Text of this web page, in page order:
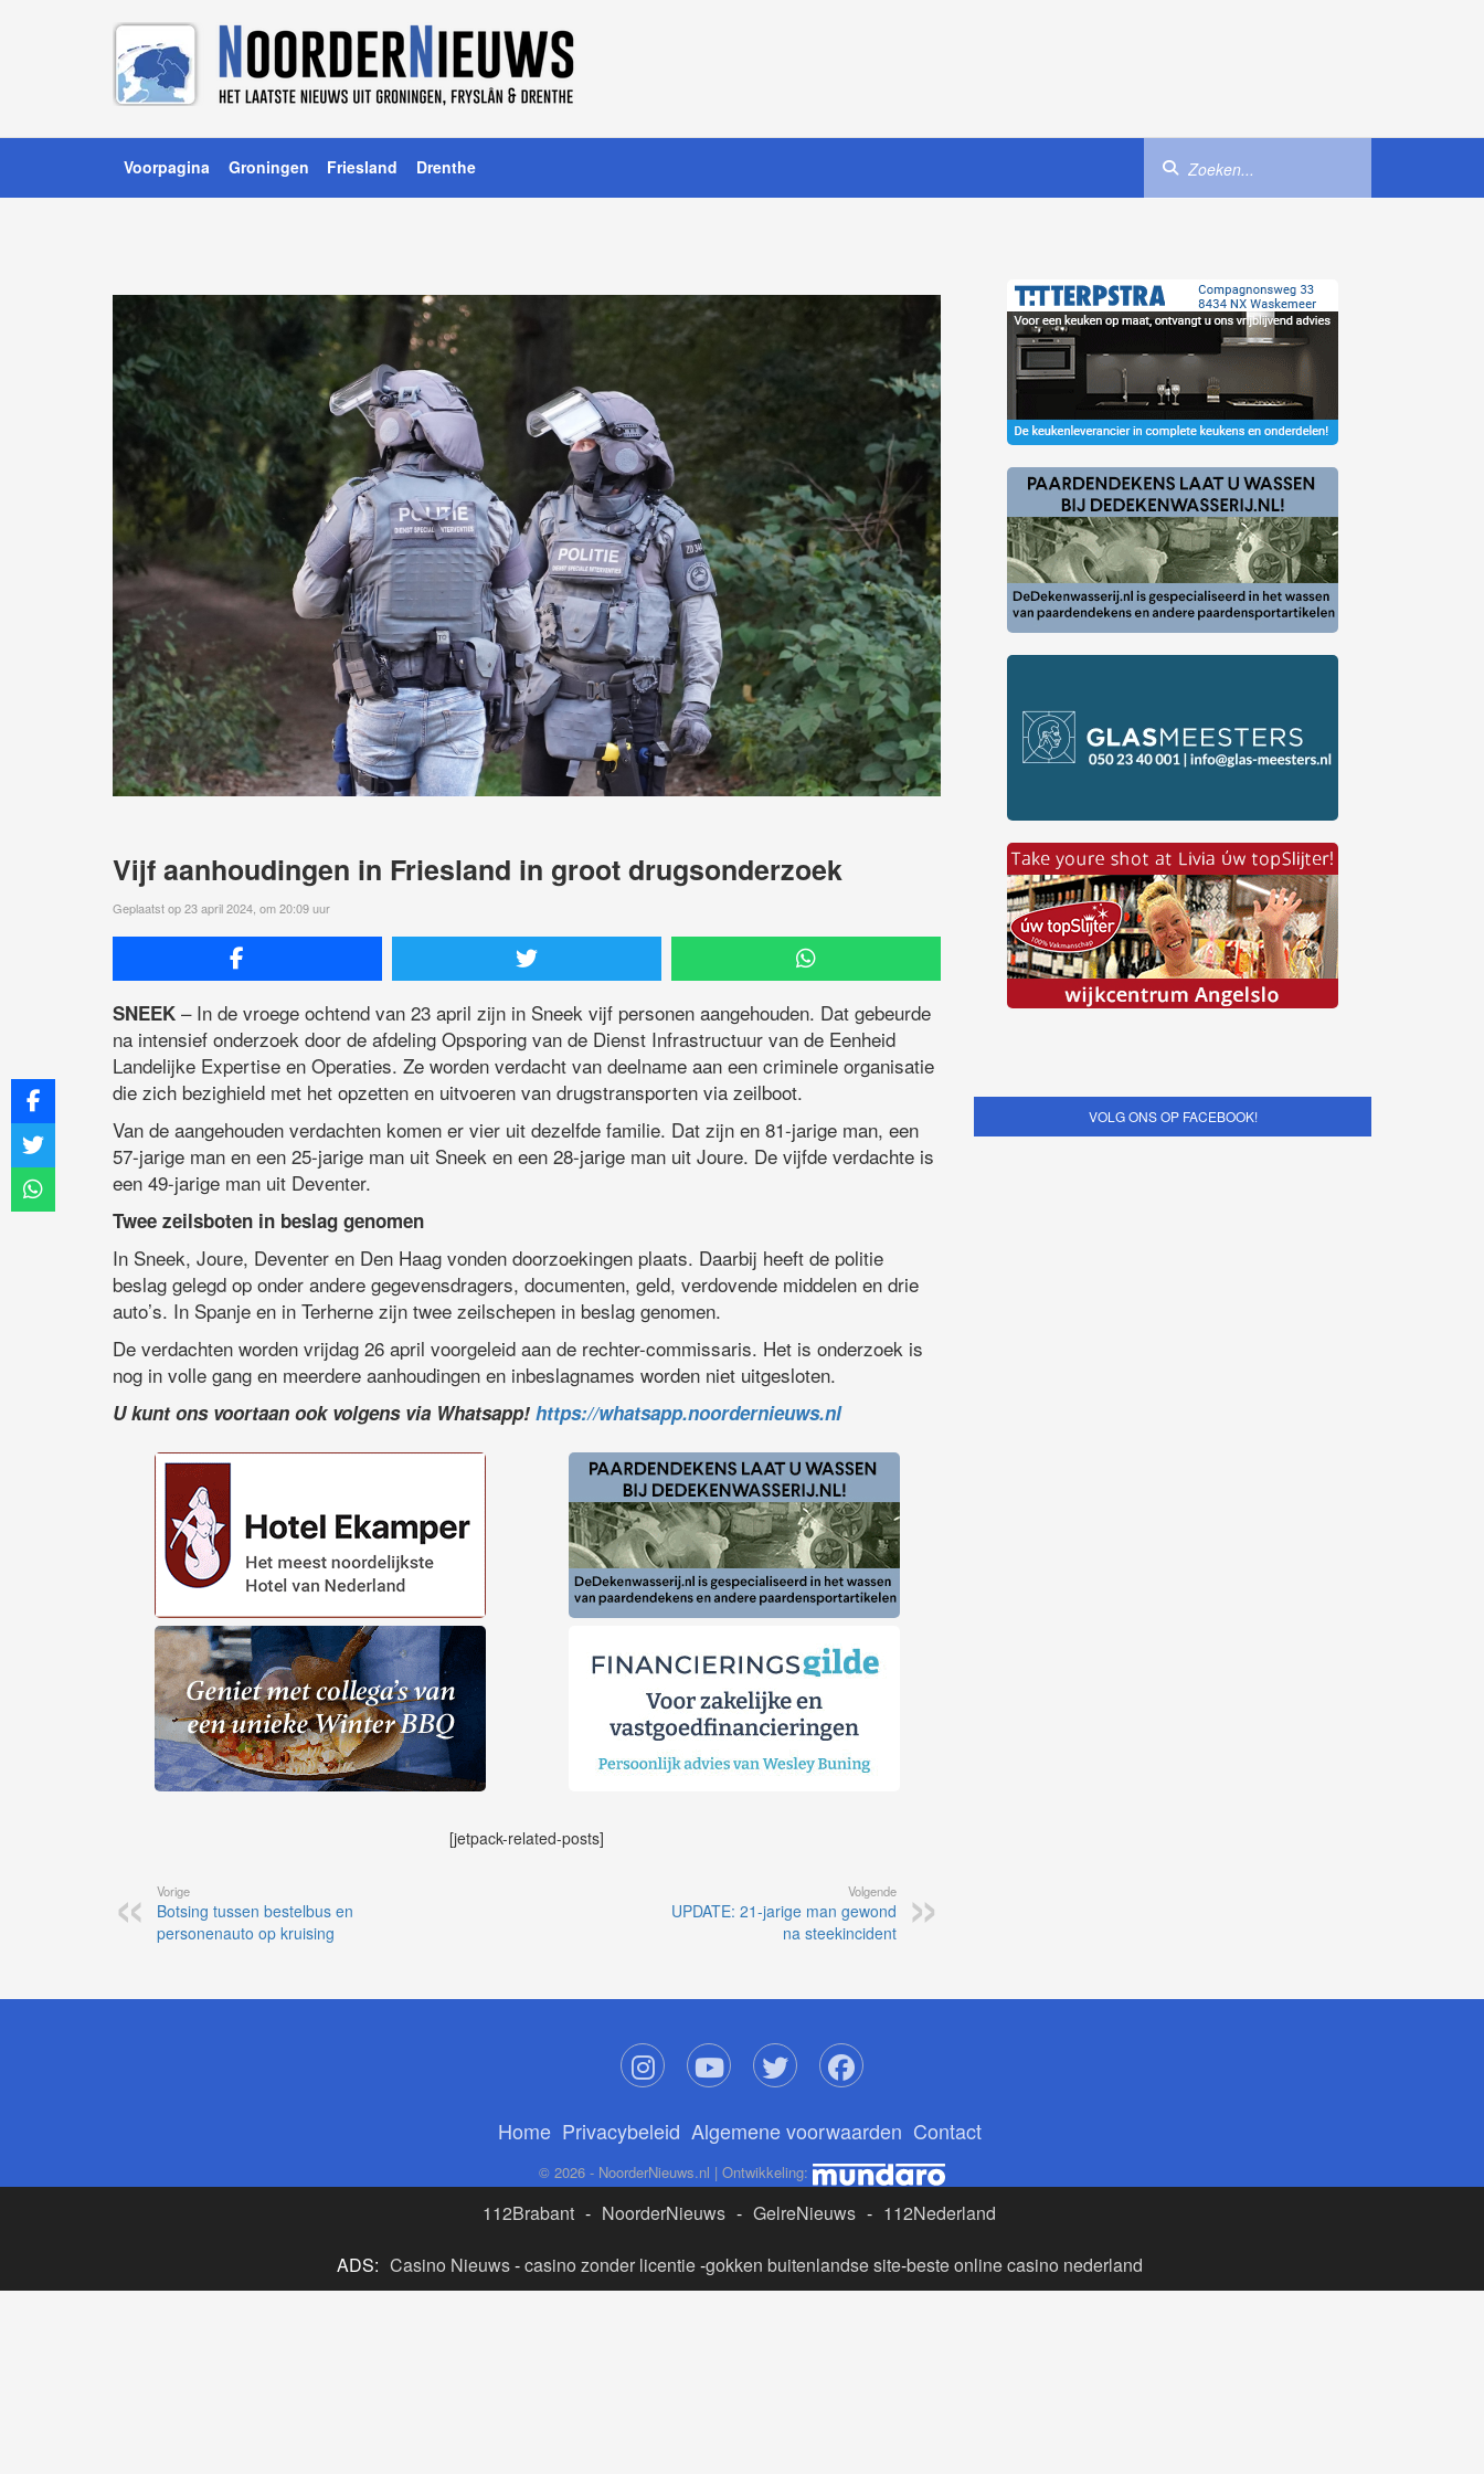
Voorpagina Groningen Friesland Drenthe
Vijf aanhoudingen in Friesland in groot drugsonderzoek
Geplaatst op 23 april 2024, om 20:09 uur
SNEEK – In de vroege ochtend van 23 april zijn in Sneek vijf personen aangehouden. Dat gebeurde
na intensief onderzoek door de afdeling Opsporing van de Dienst Infrastructuur van de Eenheid
Landelijke Expertise en Operaties. Ze worden verdacht van deelname aan een criminele organisatie
die zich bezighield met het opzetten en uitvoeren van drugstransporten via zeilboot.
Van de aangehouden verdachten komen er vier uit dezelfde familie. Dat zijn en 81-jarige man, een
57-jarige man en een 25-jarige man uit Sneek en een 28-jarige man uit Joure. De vijfde verdachte is
een 49-jarige man uit Deventer.
Twee zeilsboten in beslag genomen
In Sneek, Joure, Deventer en Den Haag vonden doorzoekingen plaats. Daarbij heeft de politie
beslag gelegd op onder andere gegevensdragers, documenten, geld, verdovende middelen en drie
auto’s. In Spanje en in Terherne zijn twee zeilschepen in beslag genomen.
De verdachten worden vrijdag 26 april voorgeleid aan de rechter-commissaris. Het is onderzoek is
nog in volle gang en meerdere aanhoudingen en inbeslagnames worden niet uitgesloten.
U kunt ons voortaan ook volgens via Whatsapp! https://whatsapp.noordernieuws.nl
[jetpack-related-posts]
Vorige
Botsing tussen bestelbus en
personenauto op kruising
Volgende
UPDATE: 21-jarige man gewond
na steekincident
VOLG ONS OP FACEBOOK!
Home Privacybeleid Algemene voorwaarden Contact
© 2026 - NoorderNieuws.nl | Ontwikkeling:
112Brabant - NoorderNieuws - GelreNieuws - 112Nederland
ADS: Casino Nieuws-casino zonder licentie-gokken buitenlandse site-beste online casino nederland